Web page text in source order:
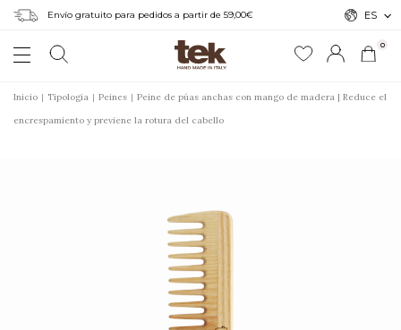
Envío gratuito para pedidos a partir de 59,00€
0
ES
Inicio Tipologia Peines
Peine de púas anchas con mango de madera | Reduce el
encrespamiento y previene la rotura del cabello